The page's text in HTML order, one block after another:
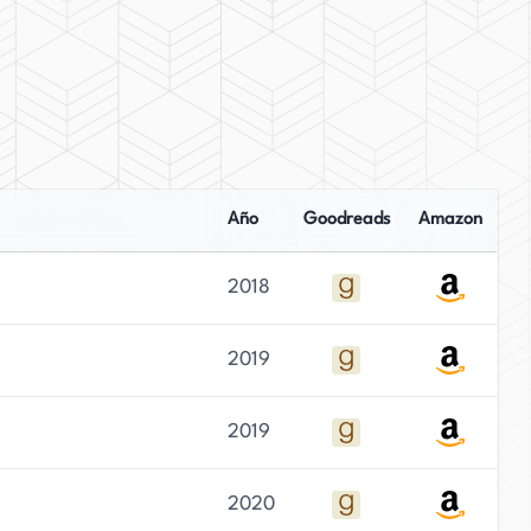
Año Goodreads Amazon
2018
2019
2019
2020